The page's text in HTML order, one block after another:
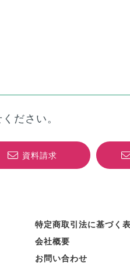
ださい。
資料請求
特定商取引法に基づく
会社概要
お問い合わせ